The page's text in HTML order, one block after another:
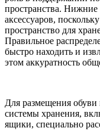
пространства.
аксессуаров,
пространство для
Правильное
быстро находить и
этом аккуратность
Для размещения обуви
системы хранения,
ящики, специально